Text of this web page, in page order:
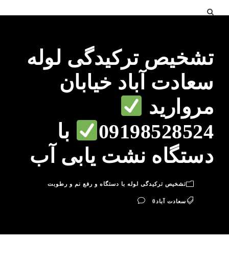
تشخیص ترکیدگی لوله
سعادت آباد خیابان
مروارید
09198528524
با
دستگاه نشت یابی آب
تشخیص ترکیدگی لوله با دستگاه و رفع نم و رطوبت
سعادت آباد0